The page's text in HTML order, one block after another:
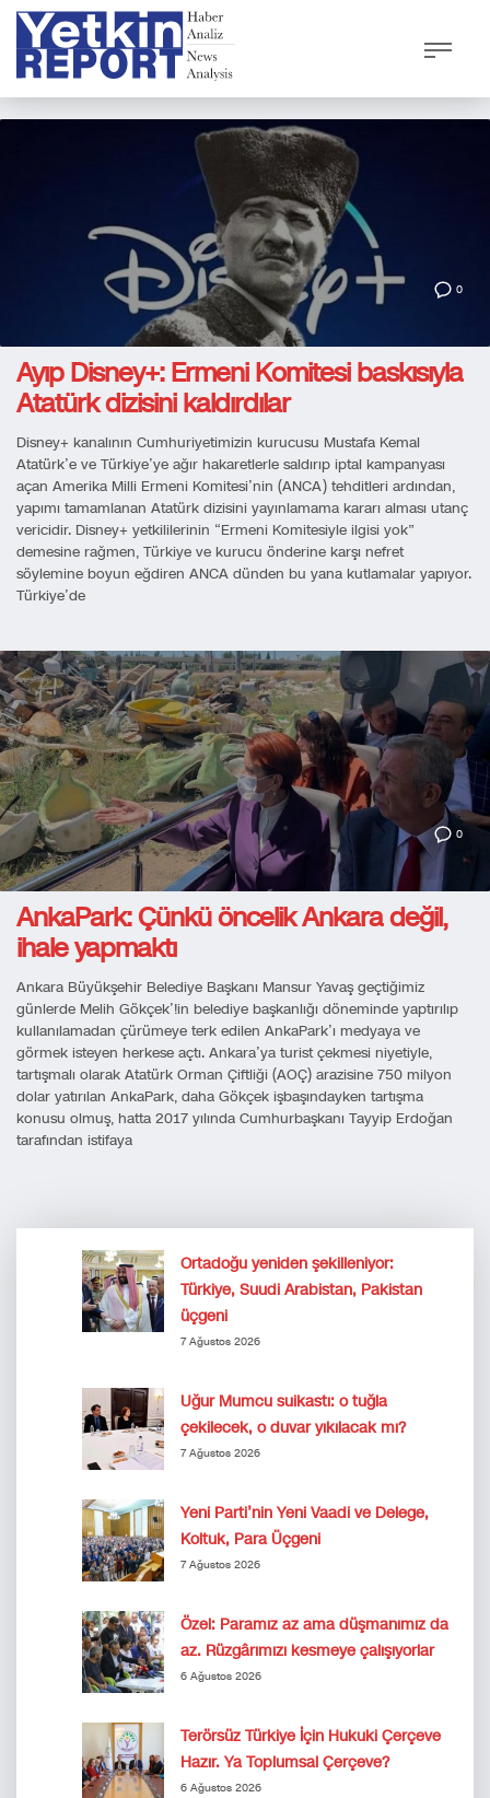
0
Ayıp Disney+: Ermeni Komitesi baskısıyla
Atatürk dizisini kaldırdılar
Disney+ kanalının Cumhuriyetimizin kurucusu Mustafa Kemal
Atatürk’e ve Türkiye’ye ağır hakaretlerle saldırıp iptal kampanyası
açan Amerika Milli Ermeni Komitesi’nin (ANCA) tehditleri ardından,
yapımı tamamlanan Atatürk dizisini yayınlamama kararı alması utanç
vericidir. Disney+ yetkililerinin “Ermeni Komitesiyle ilgisi yok”
demesine rağmen, Türkiye ve kurucu önderine karşı nefret
söylemine boyun eğdiren ANCA dünden bu yana kutlamalar yapıyor.
Türkiye’de
0
AnkaPark: Çünkü öncelik Ankara değil,
ihale yapmaktı
Ankara Büyükşehir Belediye Başkanı Mansur Yavaş geçtiğimiz
günlerde Melih Gökçek’!in belediye başkanlığı döneminde yaptırılıp
kullanılamadan çürümeye terk edilen AnkaPark’ı medyaya ve
görmek isteyen herkese açtı. Ankara’ya turist çekmesi niyetiyle,
tartışmalı olarak Atatürk Orman Çiftliği (AOÇ) arazisine 750 milyon
dolar yatırılan AnkaPark, daha Gökçek işbaşındayken tartışma
konusu olmuş, hatta 2017 yılında Cumhurbaşkanı Tayyip Erdoğan
tarafından istifaya
Ortadoğu yeniden şekilleniyor:
Türkiye, Suudi Arabistan, Pakistan
üçgeni
7 Ağustos 2026
Uğur Mumcu suikastı: o tuğla
çekilecek, o duvar yıkılacak mı?
7 Ağustos 2026
Yeni Parti’nin Yeni Vaadi ve Delege,
Koltuk, Para Üçgeni
7 Ağustos 2026
Özel: Paramız az ama düşmanımız da
az. Rüzgârımızı kesmeye çalışıyorlar
6 Ağustos 2026
Terörsüz Türkiye İçin Hukuki Çerçeve
Hazır. Ya Toplumsal Çerçeve?
6 Ağustos 2026